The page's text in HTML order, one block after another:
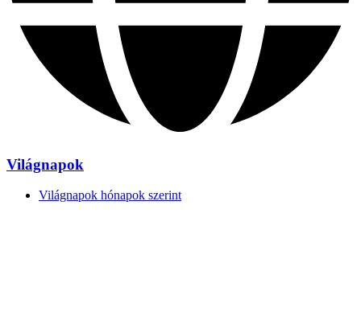
Világnapok
Világnapok hónapok szerint